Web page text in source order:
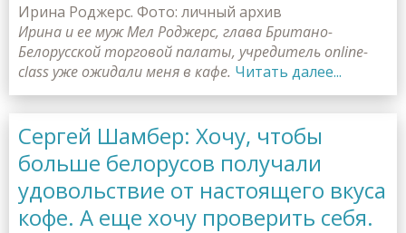
Ирина Роджерс. Фото: личный архив
Ирина и ее муж Мел Роджерс, глава Британо-
Белорусской торговой палаты, учредитель online-
class уже ожидали меня в кафе. Читать далее...
Сергей Шамбер: Хочу, чтобы
больше белорусов получали
удовольствие от настоящего вкуса
кофе. А еще хочу проверить себя.